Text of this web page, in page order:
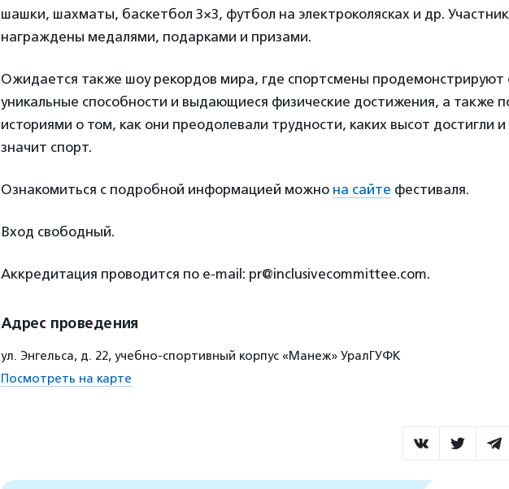
шашки, шахматы, баскетбол 3×3, футбол на электроколясках и др.
награждены медалями, подарками и призами.
Ожидается также шоу рекордов мира, где спортсмены продемонстрируют
уникальные способности и выдающиеся физические достижения, а также
историями о том, как они преодолевали трудности, каких высот достигли и
значит спорт.
Ознакомиться с подробной информацией можно на сайте фестиваля.
Вход свободный.
Аккредитация проводится по e-mail: pr@inclusivecommittee.com.
Адрес проведения
ул. Энгельса, д. 22, учебно-спортивный корпус «Манеж» УралГУФК
Посмотреть на карте